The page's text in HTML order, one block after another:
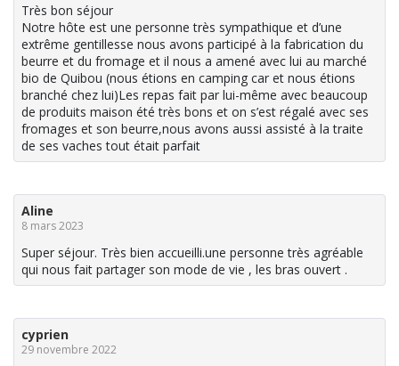
Très bon séjour
Notre hôte est une personne très sympathique et d’une
extrême gentillesse nous avons participé à la fabrication du
beurre et du fromage et il nous a amené avec lui au marché
bio de Quibou (nous étions en camping car et nous étions
branché chez lui)Les repas fait par lui-même avec beaucoup
de produits maison été très bons et on s’est régalé avec ses
fromages et son beurre,nous avons aussi assisté à la traite
de ses vaches tout était parfait
Aline
8 mars 2023
Super séjour. Très bien accueilli.une personne très agréable
qui nous fait partager son mode de vie , les bras ouvert .
cyprien
29 novembre 2022